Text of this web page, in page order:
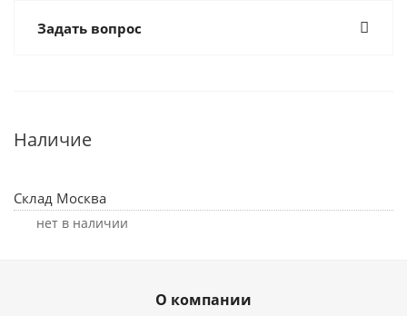
Задать вопрос
Наличие
Склад Москва
Нет в наличии
О компании